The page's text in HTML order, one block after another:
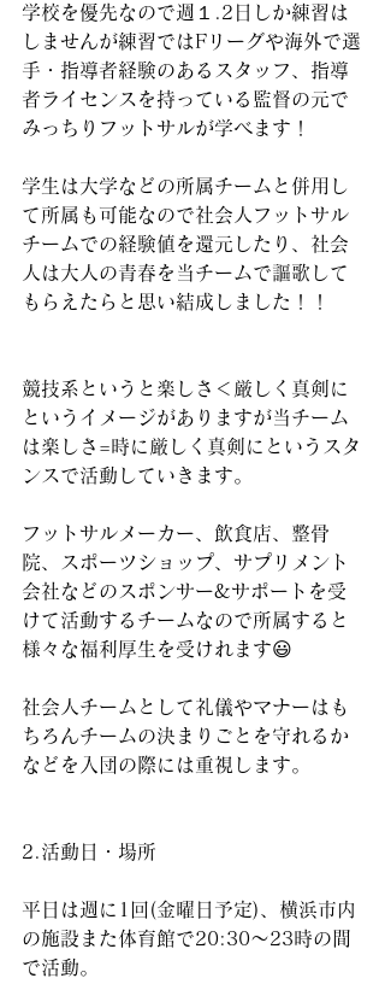
学校を優先なので週１.2日しか練習は
しませんが練習ではFリーグや海外で選
手・指導者経験のあるスタッフ、指導
者ライセンスを持っている監督の元で
みっちりフットサルが学べます！
学生は大学などの所属チームと併用し
て所属も可能なので社会人フットサル
チームでの経験値を還元したり、社会
人は大人の青春を当チームで謳歌して
もらえたらと思い結成しました！！
競技系というと楽しさ＜厳しく真剣に
というイメージがありますが当チーム
は楽しさ=時に厳しく真剣にというスタ
ンスで活動していきます。
フットサルメーカー、飲食店、整骨
院、スポーツショップ、サプリメント
会社などのスポンサー&サポートを受
けて活動するチームなので所属すると
様々な福利厚生を受けれます😃
社会人チームとして礼儀やマナーはも
ちろんチームの決まりごとを守れるか
などを入団の際には重視します。
2.活動日・場所
平日は週に1回(金曜日予定)、横浜市内
の施設また体育館で20:30〜23時の間
で活動。